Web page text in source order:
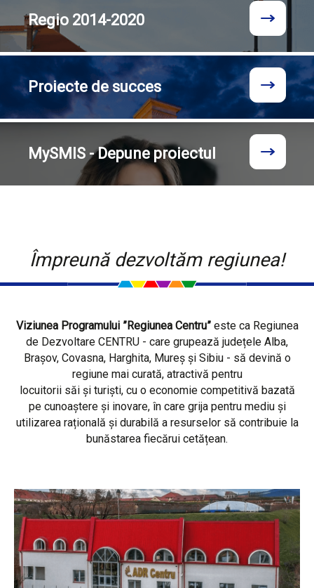
Regio 2014-2020
Proiecte de succes
MySMIS - Depune proiectul
Împreună dezvoltăm regiunea!
Viziunea Programului ”Regiunea Centru”este ca Regiunea
de Dezvoltare CENTRU - care grupează județele Alba,
Brașov, Covasna, Harghita, Mureș și Sibiu - să devină o
regiune mai curată, atractivă pentru
locuitorii săi și turiști, cu o economie competitivă bazată
pe cunoaștere și inovare, în care grija pentru mediu și
utilizarea rațională și durabilă a resurselor să contribuie la
bunăstarea fiecărui cetățean.